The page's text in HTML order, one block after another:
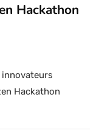
Hackathon
Hackathon